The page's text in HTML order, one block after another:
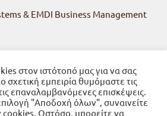
& EMDI Business Management
στον ιστότοπό μας για να σας
εμπειρία θυμόμαστε τις
επαναλαμβανόμενες επισκέψεις.
"Αποδοχή όλων", συναινείτε
Ωστόσο, μπορείτε να